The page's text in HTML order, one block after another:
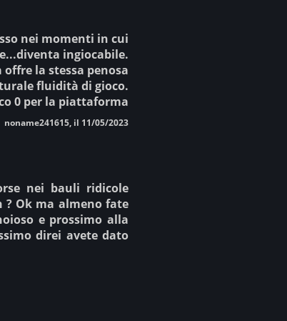
nei momenti in cui
ingiocabile.
la stessa penosa
fluidità di gioco.
0 per la piattaforma
noname241615, il 11/05/2023
nei bauli ridicole
Ok ma almeno fate
e prossimo alla
direi avete dato